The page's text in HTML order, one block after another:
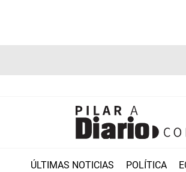
ÚLTIMAS NOTICIAS POLÍTICA